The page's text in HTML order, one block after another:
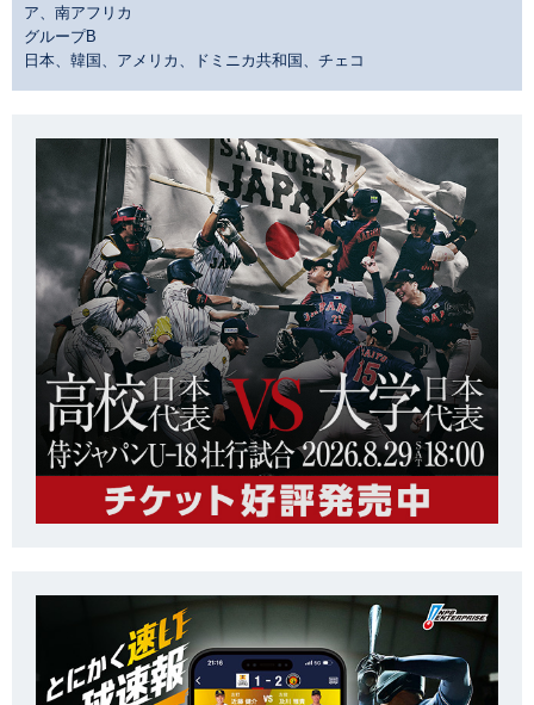
ア、南アフリカ
グループB
日本、韓国、アメリカ、ドミニカ共和国、チェコ